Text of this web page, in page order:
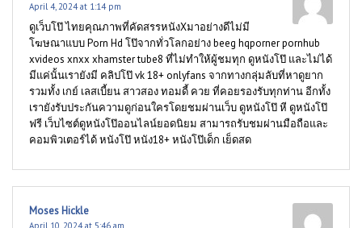
April 4, 2024 at 1:14 pm
ดูเว็บโป๊ ไทยคุณภาพที่คัดสรรหนังXมาอย่างดีไม่มี
โฆษณาแบบ Porn Hd โป๊จากทั่วโลกอย่าง beeg hqporner pornhub
xvideos xnxx xhamster tube8 ที่ไม่ทำให้ผู้ชมทุก ดูหนังโป๊ และไม่ได้
มีแค่นั้นเรายังมี คลิปโป๊ vk 18+ onlyfans จากทางกลุ่มลับที่หาดูยาก
รวมทั้ง เกย์ เลสเบี้ยน สาวสอง ทอมดี้ ควย ที่คอยรองรับทุกท่าน อีกทั้ง
เรายังรับประกันความดูก่อนใครโดยชมผ่านเว็บ ดูหนังโป๊ หี ดูหนังโป๊
ฟรี เว็บไซต์ดูหนังโป๊ออนไลน์ยอดนิยม สามารถรับชมผ่านมือถือและ
คอมพิวเตอร์ได้ หนังโป๊ หนัง18+ หนังโป๊เด็ก เย็ดสด
Moses Hickle
April 10, 2024 at 5:46 am